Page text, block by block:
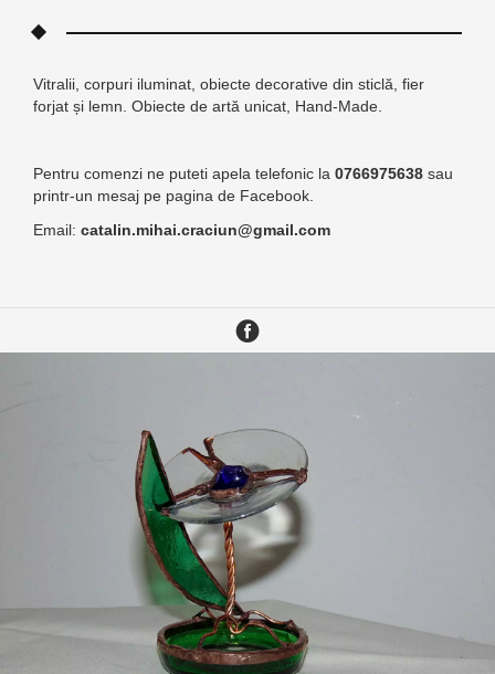
Vitralii, corpuri iluminat, obiecte decorative din sticlă, fier
forjat și lemn. Obiecte de artă unicat, Hand-Made.
Pentru comenzi ne puteti apela telefonic la 0766975638 sau
printr-un mesaj pe pagina de Facebook.
Email: catalin.mihai.craciun@gmail.com